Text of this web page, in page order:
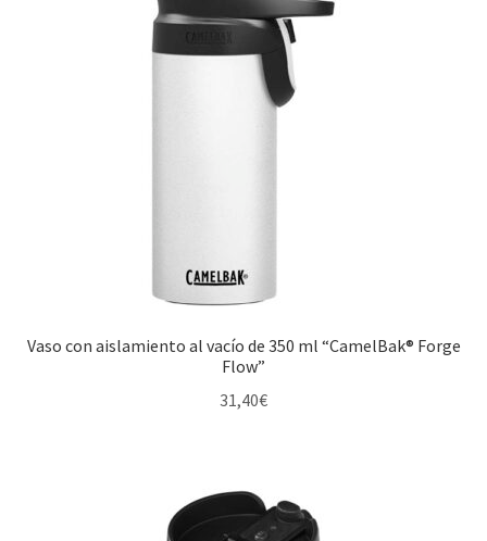
Vaso con aislamiento al vacío de 350 ml “CamelBak® Forge
Flow”
31,40€